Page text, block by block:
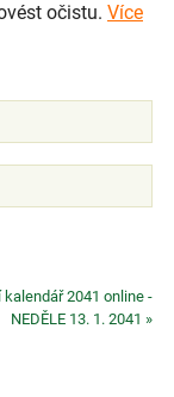
očistu. Více
kalendář 2041 online -
NEDĚLE 13. 1. 2041 »